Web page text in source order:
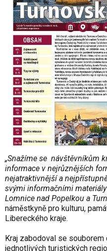
„Snažíme se návštěvníkům
informace v nejrůznějších
nejatraktivnější a
svými informačními
Lomnice nad Popelkou a
náměstkyně pro kulturu,
Libereckého kraje.
Kraj zabodoval se
jednotlivých turistických